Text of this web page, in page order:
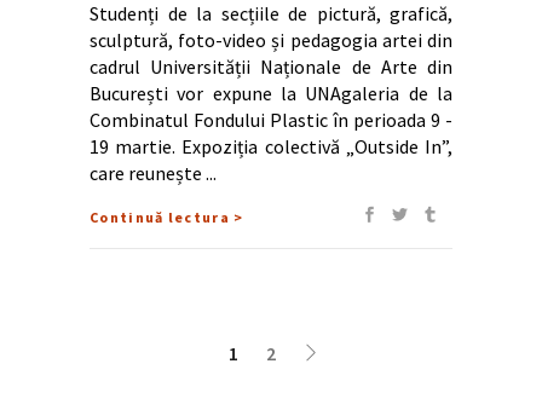
Studenți de la secțiile de pictură, grafică,
sculptură, foto-video și pedagogia artei din
cadrul Universității Naționale de Arte din
București vor expune la UNAgaleria de la
Combinatul Fondului Plastic în perioada 9 -
19 martie. Expoziția colectivă „Outside In”,
care reunește
Continuă lectura >
1 2